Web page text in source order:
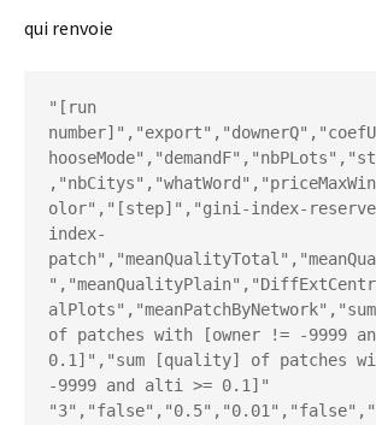
qui renvoie
"[run
olor","[step]","gini-index-
index-
of patches with [owner != -9999
0.1]","sum [quality] of patches
-9999 and alti >= 0.1]"